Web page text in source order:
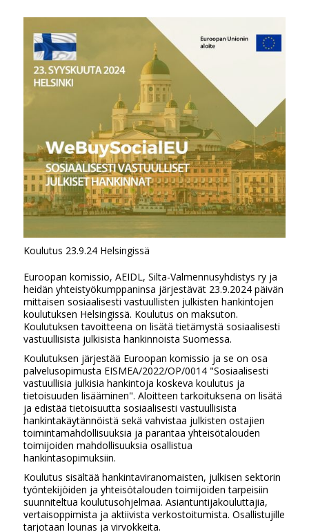
Koulutus 23.9.24 Helsingissä
Euroopan komissio, AEIDL, Silta-Valmennusyhdistys ry ja
heidän yhteistyökumppaninsa järjestävät 23.9.2024 päivän
mittaisen sosiaalisesti vastuullisten julkisten hankintojen
koulutuksen Helsingissä. Koulutus on maksuton.
Koulutuksen tavoitteena on lisätä tietämystä sosiaalisesti
vastuullisista julkisista hankinnoista Suomessa.
Koulutuksen järjestää Euroopan komissio ja se on osa
palvelusopimusta EISMEA/2022/OP/0014 "Sosiaalisesti
vastuullisia julkisia hankintoja koskeva koulutus ja
tietoisuuden lisääminen". Aloitteen tarkoituksena on lisätä
ja edistää tietoisuutta sosiaalisesti vastuullisista
hankintakäytännöistä sekä vahvistaa julkisten ostajien
toimintamahdollisuuksia ja parantaa yhteisötalouden
toimijoiden mahdollisuuksia osallistua
hankintasopimuksiin.
Koulutus sisältää hankintaviranomaisten, julkisen sektorin
työntekijöiden ja yhteisötalouden toimijoiden tarpeisiin
suunniteltua koulutusohjelmaa. Asiantuntijakouluttajia,
vertaisoppimista ja aktiivista verkostoitumista. Osallistujille
tarjotaan lounas ja virvokkeita.